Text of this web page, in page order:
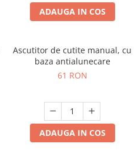
ADAUGA IN COS
Ascutitor de cutite manual, cu
baza antialunecare
61 RON
ADAUGA IN COS